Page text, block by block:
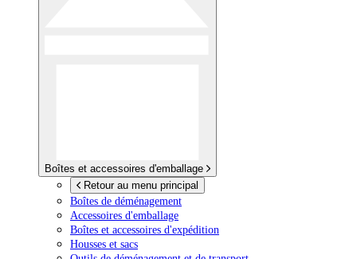
Boîtes et accessoires d'emballage
Retour au menu principal
Boîtes de déménagement
Accessoires d'emballage
Boîtes et accessoires d'expédition
Housses et sacs